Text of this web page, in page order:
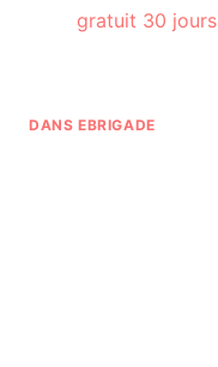
gratuit 30 jours
DANS EBRIGADE